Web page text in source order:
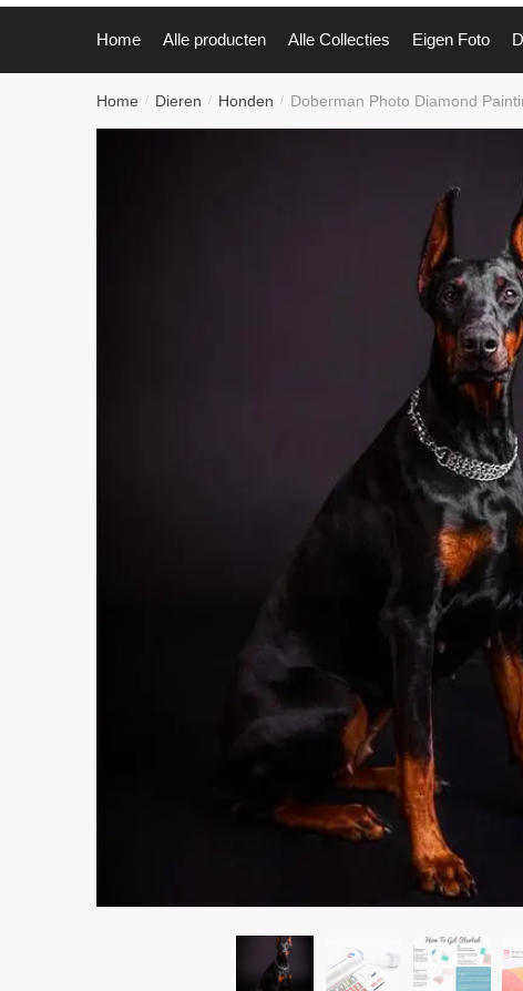
Home Alle producten Alle Collecties Eigen Foto
Home / Dieren / Honden / Doberman Photo Diamond